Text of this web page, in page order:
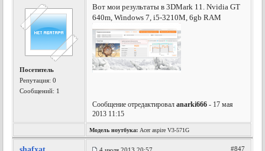
Посетитель
Репутация:0
Сообщений: 1
Вот мои результаты в 3DMark 11. Nvidia GT
640m, Windows 7, i5-3210M, 6gb RAM
Сообщение отредактировалanarki666 - 17 мая
2013 11:15
Модель ноутбука: Acer aspire V3-571G
#847